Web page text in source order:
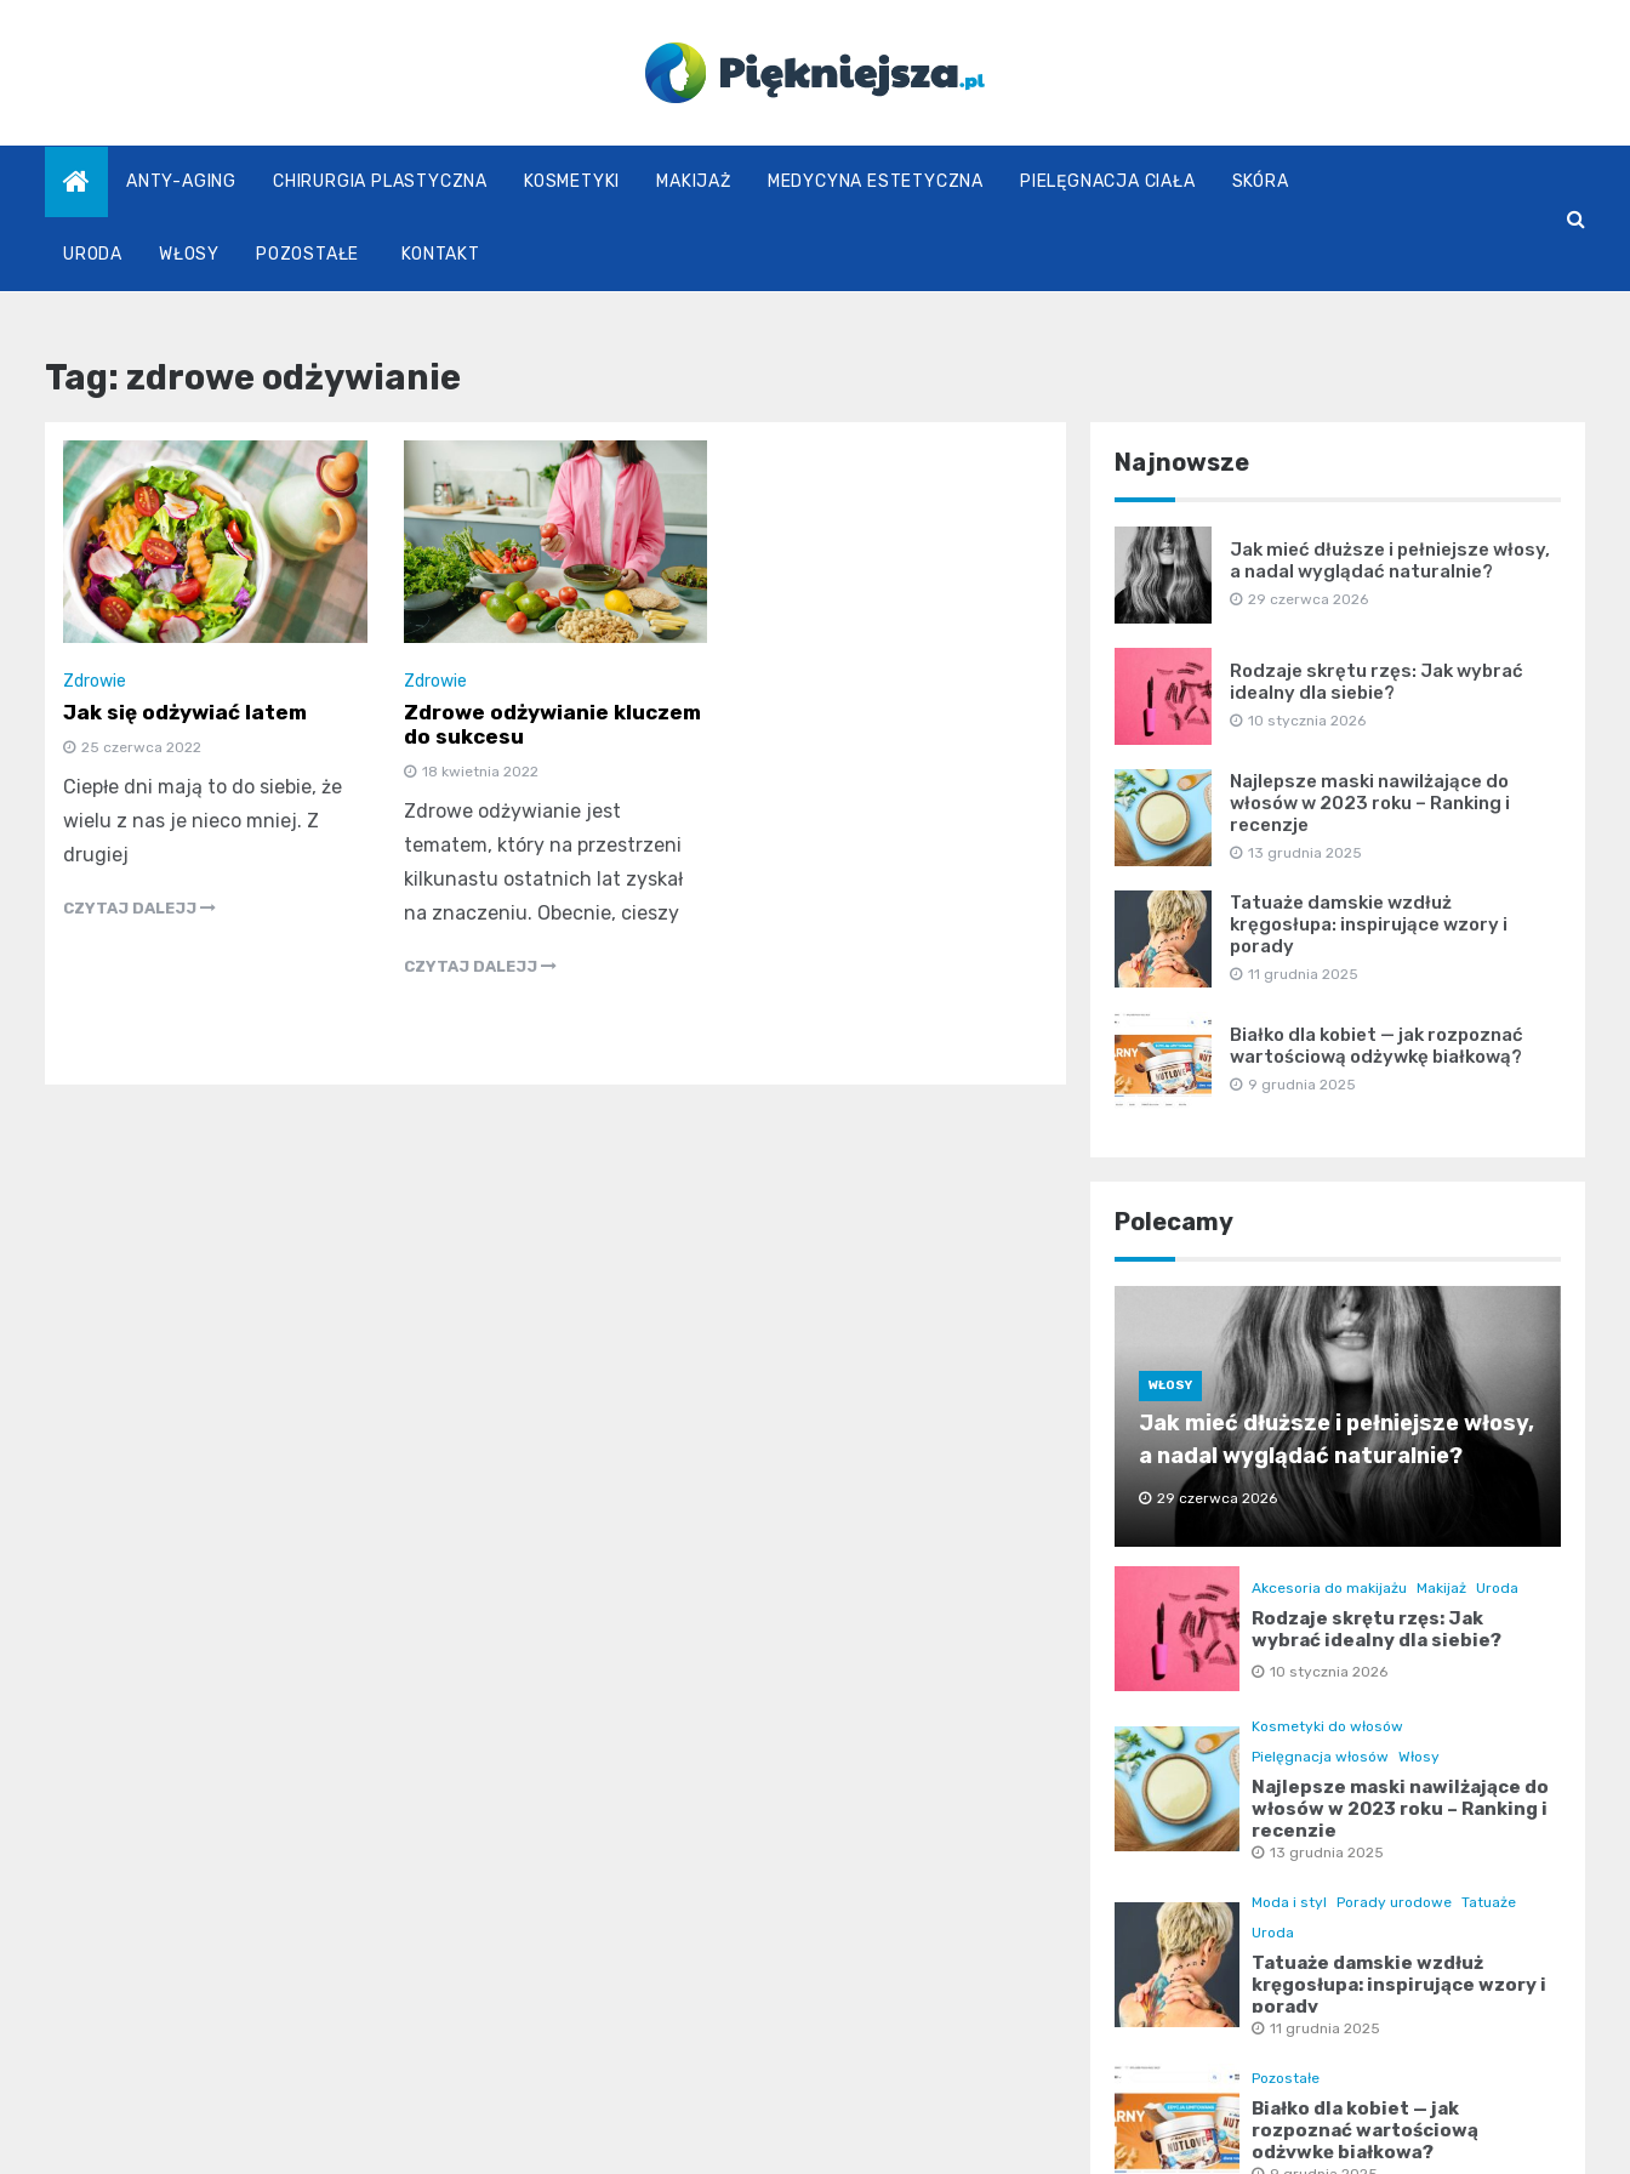
piekniejsza.pl
ANTY-AGING CHIRURGIA PLASTYCZNA KOSMETYKI MAKIJAŻ MEDYCYNA ESTETYCZNA PIELĘGNACJA CIAŁA SKÓRA
URODA WŁOSY POZOSTAŁE KONTAKT
Tag: zdrowe odżywianie
Zdrowie
Jak się odżywiać latem
25 czerwca 2022
Ciepłe dni mają to do siebie, że
wielu z nas je nieco mniej. Z
drugiej
CZYTAJ DALEJJ
Zdrowie
Zdrowe odżywianie kluczem
do sukcesu
18 kwietnia 2022
Zdrowe odżywianie jest
tematem, który na przestrzeni
kilkunastu ostatnich lat zyskał
na znaczeniu. Obecnie, cieszy
CZYTAJ DALEJJ
Najnowsze
Jak mieć dłuższe i pełniejsze włosy,
a nadal wyglądać naturalnie?
29 czerwca 2026
Rodzaje skrętu rzęs: Jak wybrać
idealny dla siebie?
10 stycznia 2026
Najlepsze maski nawilżające do
włosów w 2023 roku – Ranking i
recenzje
13 grudnia 2025
Tatuaże damskie wzdłuż
kręgosłupa: inspirujące wzory i
porady
11 grudnia 2025
Białko dla kobiet — jak rozpoznać
wartościową odżywkę białkową?
9 grudnia 2025
Polecamy
WŁOSY
Jak mieć dłuższe i pełniejsze włosy,
a nadal wyglądać naturalnie?
29 czerwca 2026
Akcesoria do makijażu Makijaż Uroda
Rodzaje skrętu rzęs: Jak
wybrać idealny dla siebie?
10 stycznia 2026
Kosmetyki do włosów
Pielęgnacja włosów
Włosy
Najlepsze maski nawilżające do
włosów w 2023 roku – Ranking i
recenzje
13 grudnia 2025
Moda i styl Porady urodowe Tatuaże
Uroda
Tatuaże damskie wzdłuż
kręgosłupa: inspirujące wzory i
porady
11 grudnia 2025
Pozostałe
Białko dla kobiet — jak
rozpoznać wartościową
odżywkę białkową?